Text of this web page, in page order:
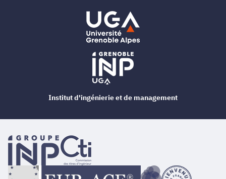
Institut d'ingénierie et de management